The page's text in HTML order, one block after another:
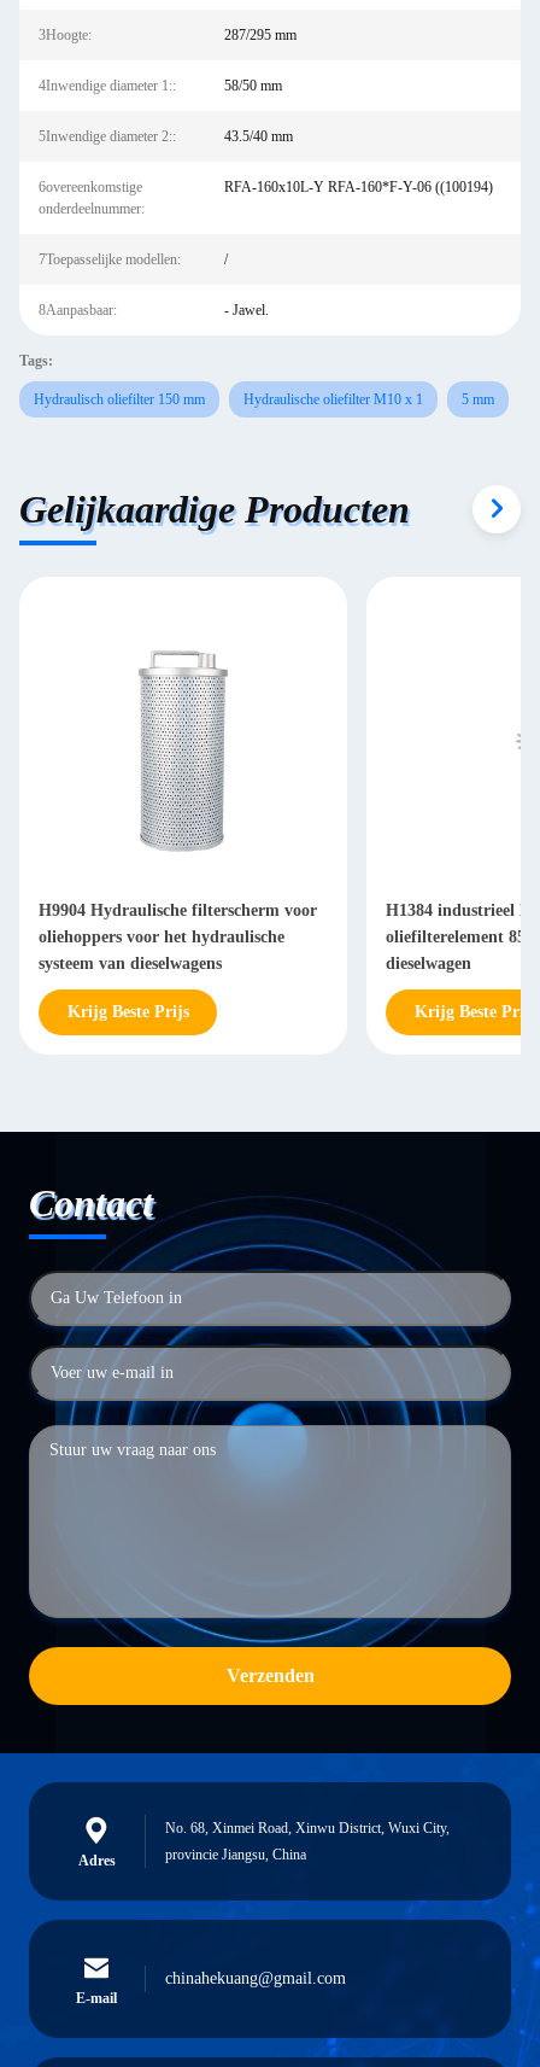
3Hoogte: 287/295 mm
4Inwendige diameter 1:: 58/50 mm
5Inwendige diameter 2:: 43.5/40 mm
6overeenkomstige
onderdeelnummer:
RFA-160x10L-Y RFA-160*F-Y-06 ((100194)
7Toepasselijke modellen: /
8Aanpasbaar: - Jawel.
Tags:
Hydraulisch oliefilter 150 mm Hydraulische oliefilter M10 x 1 5 mm
Gelijkaardige Producten
H9904 Hydraulische filterscherm voor
oliehoppers voor het hydraulische
systeem van dieselwagens
Krijg Beste Prijs
H1384 industrieel
oliefilterelement 85
dieselwagen
Krijg Beste Prijs
Contact
Verzenden
Adres
No. 68, Xinmei Road, Xinwu District, Wuxi City,
provincie Jiangsu, China
E-mail
chinahekuang@gmail.com